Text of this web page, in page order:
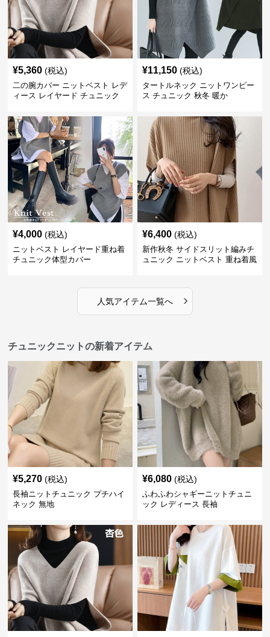
¥5,360 (税込)
二の腕カバー ニットベスト レデ
ィース レイヤード チュニック
¥11,150 (税込)
タートルネック ニットワンピー
ス チュニック 秋冬 暖か
¥4,000 (税込)
ニットベスト レイヤード重ね着
チュニック体型カバー
¥6,400 (税込)
新作秋冬 サイドスリット編みチ
ュニック ニットベスト 重ね着風
人気アイテム一覧へ ›
チュニックニットの新着アイテム
¥5,270 (税込)
長袖ニットチュニック プチハイ
ネック 無地
¥6,080 (税込)
ふわふわシャギーニットチュニ
ック レディース 長袖